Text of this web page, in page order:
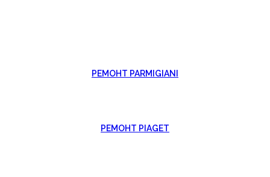
РЕМОНТ PARMIGIANI
РЕМОНТ PIAGET